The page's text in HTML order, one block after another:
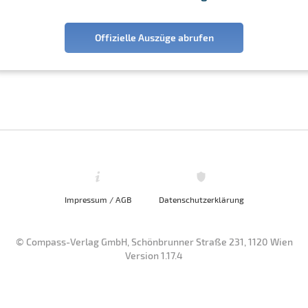
Offizielle Auszüge abrufen
Impressum / AGB Datenschutzerklärung
© Compass-Verlag GmbH, Schönbrunner Straße 231, 1120 Wien
Version 1.17.4